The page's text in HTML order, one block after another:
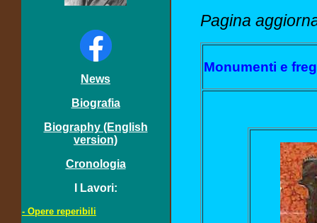
News
Biografia
Biography (English
version)
Cronologia
I Lavori:
- Opere reperibili
Pagina
Monumenti e